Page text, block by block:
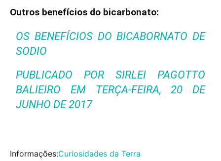
Outros benefícios do bicarbonato:
OS BENEFÍCIOS DO BICABORNATO DE
SODIO
PUBLICADO POR SIRLEI PAGOTTO
BALIEIRO EM TERÇA-FEIRA, 20 DE
JUNHO DE 2017
Informações:Curiosidades da Terra